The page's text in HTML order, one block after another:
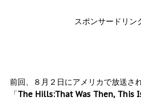
スポンサードリン
前回、８月２日にアメリカで放送さ
「The Hills:That Was Then, This